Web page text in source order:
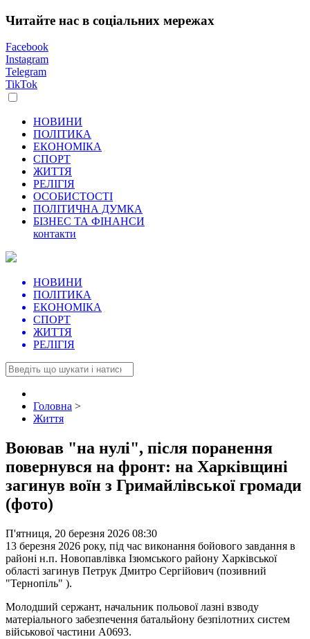
Читайте нас в соціальних мережах
Facebook
Instagram
Telegram
TikTok
НОВИНИ
ПОЛІТИКА
ЕКОНОМІКА
СПОРТ
ЖИТТЯ
РЕЛІГІЯ
ОСОБИСТОСТІ
ПОЛІТИЧНА ДУМКА
БІЗНЕС ТА ФІНАНСИ
контакти
НОВИНИ
ПОЛІТИКА
ЕКОНОМІКА
СПОРТ
ЖИТТЯ
РЕЛІГІЯ
Головна >
Життя
Воював "на нулі", після поранення
повернувся на фронт: на Харківщині
загинув воїн з Гримайлівської громади
(фото)
П'ятниця, 20 березня 2026 08:30
13 березня 2026 року, під час виконання бойового завдання в
районі н.п. Новопавлівка Ізюмського району Харківської
області загинув Петрук Дмитро Сергійович (позивний
"Тернопіль" ).
Молодший сержант, начальник польової лазні взводу
матеріального забезпечення батальйону безпілотних систем
військової частини А0693.